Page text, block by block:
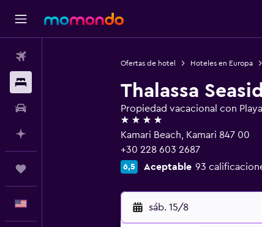
Ofertas de hotel Hoteles en Europa
Thalassa
Propiedad vacacional con
4 estrellas
Kamari Beach, Kamari 847 00
+30 228 603 2687
6,5 Aceptable 93
sáb. 15/8